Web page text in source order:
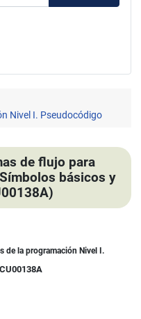
Nivel I. Pseudocódigo
de flujo para
básicos y
de la programación Nivel I.